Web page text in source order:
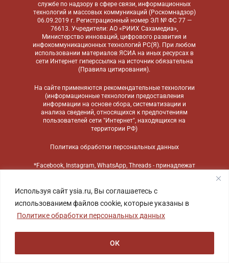
Используя сайт ysia.ru, Вы соглашаетесь с
использованием файлов cookie, которые указаны в
Политике обработки персональных данных
ОК
службе по надзору в сфере связи, информационных
технологий и массовых коммуникаций (Роскомнадзор)
06.09.2019 г. Регистрационный номер ЭЛ № ФС 77 —
76613. Учредители: АО «РИИХ Сахамедиа»,
Министерство инноваций, цифрового развития и
инфокоммуникационных технологий РС(Я). При любом
использовании материалов ЯСИА на иных ресурсах в
сети Интернет гиперссылка на источник обязательна
(Правила цитирования).
На сайте применяются рекомендательные технологии
(информационные технологии предоставления
информации на основе сбора, систематизации и
анализа сведений, относящихся к предпочтениям
пользователей сети "Интернет", находящихся на
территории РФ)
Политика обработки персональных данных
*Facebook, Instagram, WhatsApp, Threads - принадлежат